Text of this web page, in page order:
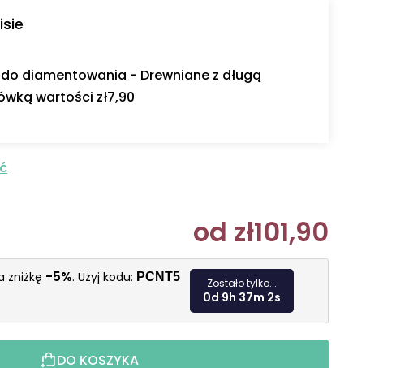
diamentowania - Drewniane z długą
wartości zł7,90
od zł101,90
Cena
zniżkę -5%. Użyj kodu: PCNT5 Zostało tylko...
0d 9h 37m 1s
DO KOSZYKA